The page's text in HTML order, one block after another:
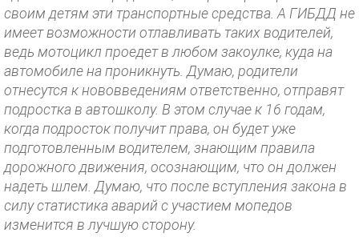
своим детям эти транспортные средства. А ГИБДД не
имеет возможности отлавливать таких водителей,
ведь мотоцикл проедет в любом закоулке, куда на
автомобиле на проникнуть. Думаю, родители
отнесутся к нововведениям ответственно, отправят
подростка в автошколу. В этом случае к 16 годам,
когда подросток получит права, он будет уже
подготовленным водителем, знающим правила
дорожного движения, осознающим, что он должен
надеть шлем. Думаю, что после вступления закона в
силу статистика аварий с участием мопедов
изменится в лучшую сторону.